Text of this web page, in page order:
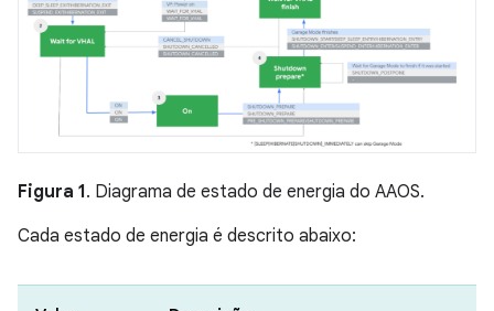
Figura 1. Diagrama de estado de energia do AAOS.
Cada estado de energia é descrito abaixo: